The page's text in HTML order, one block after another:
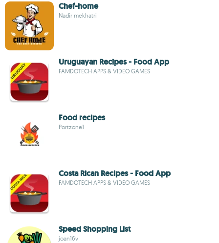
Chef-home
Nadir mekhatri
Uruguayan Recipes - Food App
FAMDOTECH APPS & VIDEO GAMES
Food recipes
Portzone1
Costa Rican Recipes - Food App
FAMDOTECH APPS & VIDEO GAMES
Speed Shopping List
joan16v